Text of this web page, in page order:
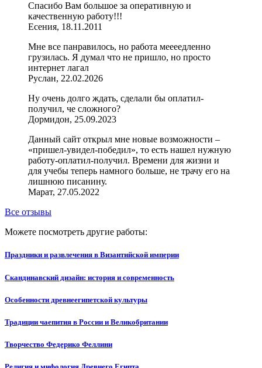
Спасибо Вам большое за оперативную и
качественную работу!!!
Есения, 18.11.2011
Мне все панравилось, но работа меееедленно
грузилась. Я думал что не пришло, но просто
интернет лагал
Руслан, 22.02.2026
Ну очень долго ждать, сделали бы оплатил-
получил, че сложного?
Дормидон, 25.09.2023
Данный сайт открыл мне новые возможности –
«пришел-увидел-победил», то есть нашел нужную
работу-оплатил-получил. Времени для жизни и
для учебы теперь намного больше, не трачу его на
лишнюю писанину.
Марат, 27.05.2022
Все отзывы
Можете посмотреть другие работы:
Праздники и развлечения в Византийской империи
Скандинавский дизайн: история и современность
Особенности древнеегипетской культуры
Традиции чаепития в России и Великобритании
Творчество Федерико Феллини